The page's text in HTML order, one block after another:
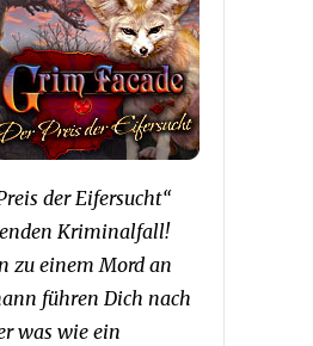
der Eifersucht“
Kriminalfall!
zu einem Mord an
führen Dich nach
was wie ein